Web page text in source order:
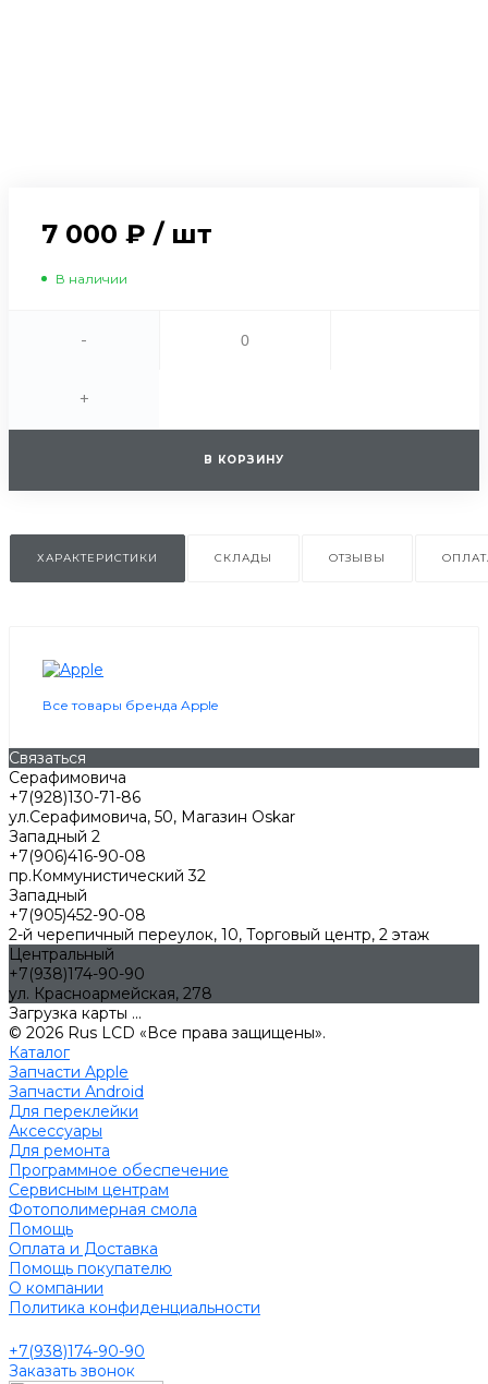
7 000 ₽ / шт
В наличии
-
+
В КОРЗИНУ
ХАРАКТЕРИСТИКИ СКЛАДЫ ОТЗЫВЫ
Все товары бренда Apple
Связаться
Серафимовича
+7(928)130-71-86
ул.Серафимовича, 50, Магазин Oskar
Западный 2
+7(906)416-90-08
пр.Коммунистический 32
Западный
+7(905)452-90-08
2-й черепичный переулок, 10, Торговый центр, 2 этаж
Центральный
+7(938)174-90-90
ул. Красноармейская, 278
Загрузка карты ...
© 2026 Rus LCD «Все права защищены».
Каталог
Запчасти Apple
Запчасти Android
Для переклейки
Аксессуары
Для ремонта
Программное обеспечение
Сервисным центрам
Фотополимерная смола
Помощь
Оплата и Доставка
Помощь покупателю
О компании
Политика конфиденциальности
+7(938)174-90-90
Заказать звонок